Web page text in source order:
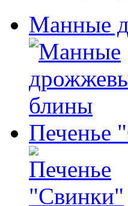
Манные
Печенье